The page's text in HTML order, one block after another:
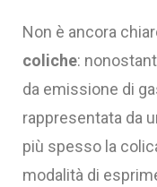
Non è ancora
coliche:
da emissione di
rappresentata da
più spesso la
modalità di